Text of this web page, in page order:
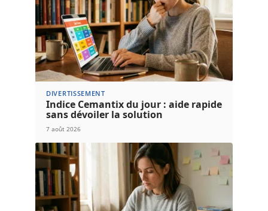
DIVERTISSEMENT
Indice Cemantix du jour : aide rapide
sans dévoiler la solution
7 août 2026